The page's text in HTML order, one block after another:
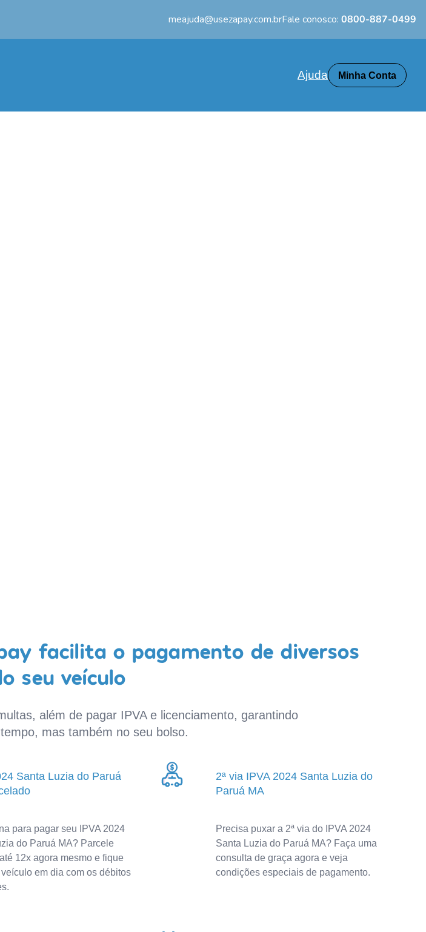
meajuda@usezapay.com.brFale conosco: 0800-887-0499
Ajuda Minha Conta
facilita o pagamento de diversos
seu veículo
além de pagar IPVA e licenciamento, garantindo
mas também no seu bolso.
Santa Luzia do Paruá
para pagar seu IPVA 2024
do Paruá MA? Parcele
12x agora mesmo e fique
em dia com os débitos
2ª via IPVA 2024 Santa Luzia do
Paruá MA
Precisa puxar a 2ª via do IPVA 2024
Santa Luzia do Paruá MA? Faça uma
consulta de graça agora e veja
condições especiais de pagamento.